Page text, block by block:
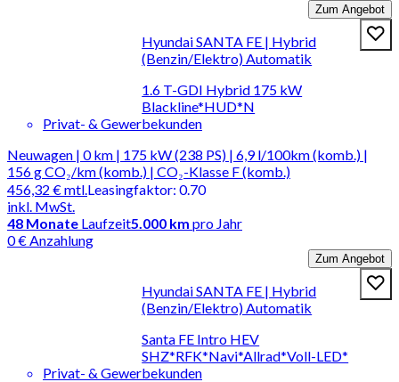
Zum Angebot
Hyundai SANTA FE | Hybrid
(Benzin/Elektro) Automatik
1.6 T-GDI Hybrid 175 kW
Blackline*HUD*N
Privat- & Gewerbekunden
Neuwagen | 0 km | 175 kW (238 PS) | 6,9 l/100km (komb.) |
156 g CO₂/km (komb.) | CO₂-Klasse F (komb.)
456,32 €mtl.
inkl. MwSt.
Leasingfaktor: 0.70
48 Monate Laufzeit5.000 km pro Jahr
0 € Anzahlung
Zum Angebot
Hyundai SANTA FE | Hybrid
(Benzin/Elektro) Automatik
Santa FE Intro HEV
SHZ*RFK*Navi*Allrad*Voll-LED*
Privat- & Gewerbekunden